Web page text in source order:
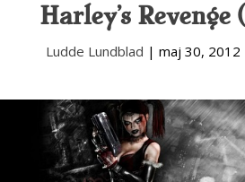
Harley’s
Ludde Lundblad | maj 30, 2012